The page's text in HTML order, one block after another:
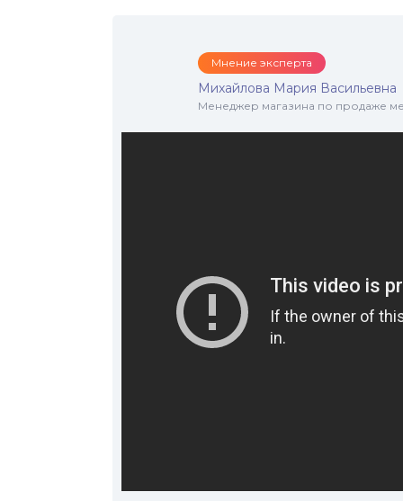
Мнение эксперта
Михайлова Мария Васильевна
Менеджер магазина по продаже